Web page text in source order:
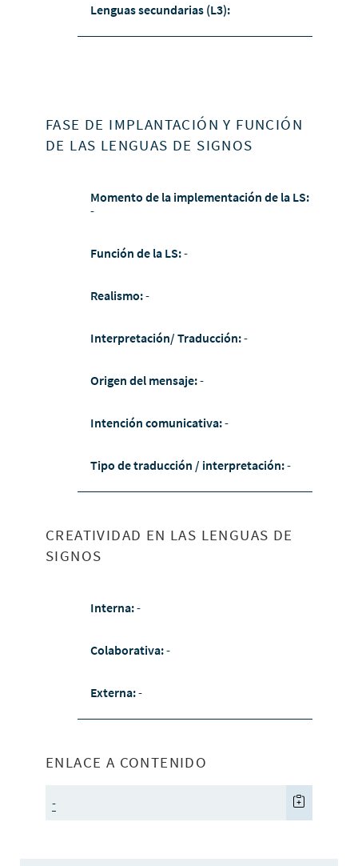
Lenguas secundarias (L3):
FASE DE IMPLANTACIÓN Y FUNCIÓN
DE LAS LENGUAS DE SIGNOS
Momento de la implementación de la LS:
-
Función de la LS:-
Realismo:-
Interpretación/ Traducción:-
Origen del mensaje:-
Intención comunicativa:-
Tipo de traducción / interpretación:-
CREATIVIDAD EN LAS LENGUAS DE
SIGNOS
Interna:-
Colaborativa:-
Externa:-
ENLACE A CONTENIDO
-